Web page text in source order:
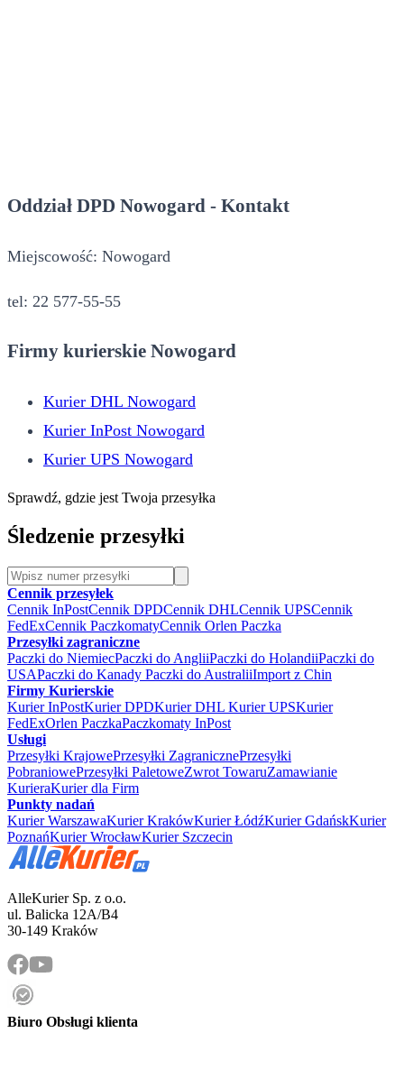
Oddział DPD Nowogard - Kontakt
Miejscowość: Nowogard
tel: 22 577-55-55
Firmy kurierskie Nowogard
Kurier DHL Nowogard
Kurier InPost Nowogard
Kurier UPS Nowogard
Sprawdź, gdzie jest Twoja przesyłka
Śledzenie przesyłki
Cennik przesyłek
Cennik InPostCennik DPDCennik DHLCennik UPSCennik
FedExCennik PaczkomatyCennik Orlen Paczka
Przesyłki zagraniczne
Paczki do NiemiecPaczki do AngliiPaczki do HolandiiPaczki do
USAPaczki do Kanady Paczki do AustraliiImport z Chin
Firmy Kurierskie
Kurier InPostKurier DPDKurier DHL Kurier UPSKurier
FedExOrlen PaczkaPaczkomaty InPost
Usługi
Przesyłki KrajowePrzesyłki ZagranicznePrzesyłki
PobraniowePrzesyłki PaletoweZwrot TowaruZamawianie
KurieraKurier dla Firm
Punkty nadań
Kurier WarszawaKurier KrakówKurier ŁódźKurier GdańskKurier
PoznańKurier WrocławKurier Szczecin
AlleKurier Sp. z o.o.
ul. Balicka 12A/B4
30-149 Kraków
Biuro Obsługi klienta